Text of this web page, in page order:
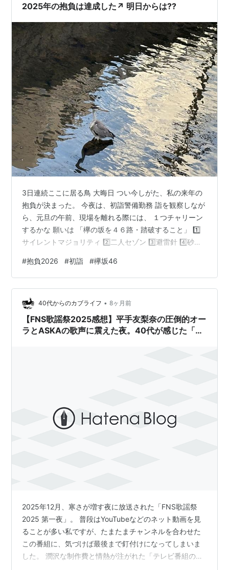
2025年の抱負は達成した↗️ 明日からは??
3日連続ここに居る鳥 大晦日 つい今しがた、私の来年の
抱負が決まった。 今夜は、初詣警備勤務 詣を観察しなが
ら、元旦の午前、現場を離れる際には、 １つチャリーン
するかな 願いは 「欅の坂を４６路・踏破すること」 1️⃣
サイレントマジョリティ 2️⃣二人セゾン 3️⃣避雷針 4️⃣砂塵
りも踊ることの気持ち良さを知った僕。 平手友梨奈さん
のダンスを重点に、精神と体力のモチベーションを維持
しながら、 健康にお仕事を続けれらる 令和８年の自分で
ありたい。 まずは、元初、阪神間に立つ 欅の木 １本目
を探すところからだ笑 🌱
#抱負2026 #初詣 #欅坂46
40代からのカブライフ • 8ヶ月前
【FNS歌謡祭2025感想】平手友梨奈の圧倒的オー
ラとASKAの歌声に震えた夜。40代が感じた「テ
2025年12月、寒さが増す夜に放送された「FNS歌謡祭
2025 第一夜」。 普段はYouTubeなどのネット動画を見
ることが多い私ですが、たまたまチャンネルを合わせた
この番組に、気づけば最後まで釘付けになってしまいま
した。 潤沢な制作費と情熱が注がれた「テレビ番組の本